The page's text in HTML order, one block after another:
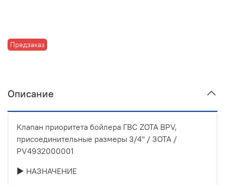
Предзаказ
Описание
Клапан приоритета бойлера ГВС ZOTA BPV,
присоединительные размеры 3/4" / ЗОТА /
PV4932000001
► НАЗНАЧЕНИЕ